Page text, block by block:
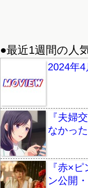
●最近1週間の人
2024年
『夫婦
なかっ
『赤×
ン公開